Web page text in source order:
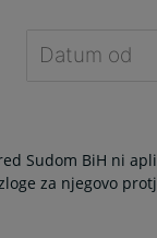
interact
with
Sudom BiH ni
za njegovo